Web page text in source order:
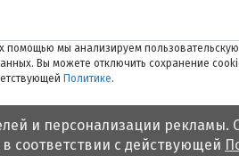
помощью мы анализируем
Вы можете отключить сохранение
Политике.
и персонализации рекламы.
соответствии с действующей